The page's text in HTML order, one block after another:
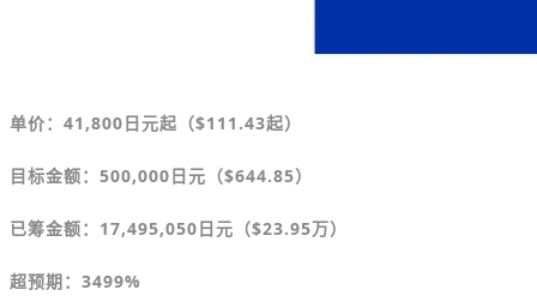
单价：41,800日元起（$111.43起）
目标金额： 500,000日元（$644.85）
已筹金额：17,495,050日元（$23.95万）
超预期：3499%